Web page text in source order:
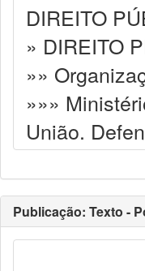
DIREITO
» DIREITO
»»
»»»
União.
Publicação: Texto -